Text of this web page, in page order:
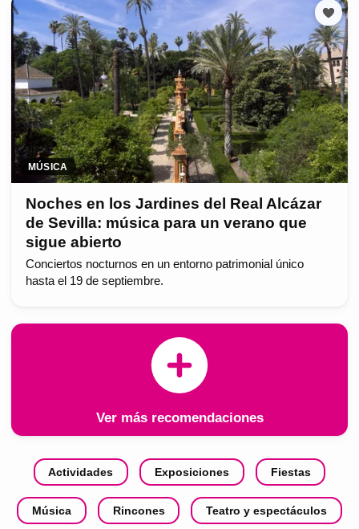
MÚSICA
Noches en los Jardines del Real Alcázar
de Sevilla: música para un verano que
sigue abierto
Conciertos nocturnos en un entorno patrimonial único
hasta el 19 de septiembre.
Ver más recomendaciones
Actividades Exposiciones Fiestas
Música Rincones Teatro y espectáculos